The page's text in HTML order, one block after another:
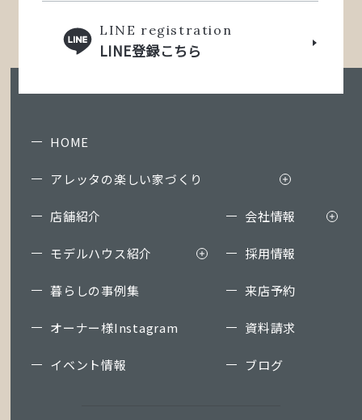
LINE registration
LINE登録こちら
HOME
アレッタの楽しい家づくり
店舗紹介
モデルハウス紹介
暮らしの事例集
オーナー様Instagram
イベント情報
会社情報
採用情報
来店予約
資料請求
ブログ